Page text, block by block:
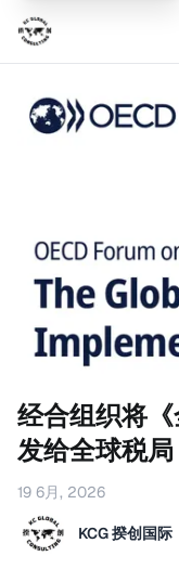
经合组织将《
发给全球税局
19 6月, 2026
KCG 揆创国际